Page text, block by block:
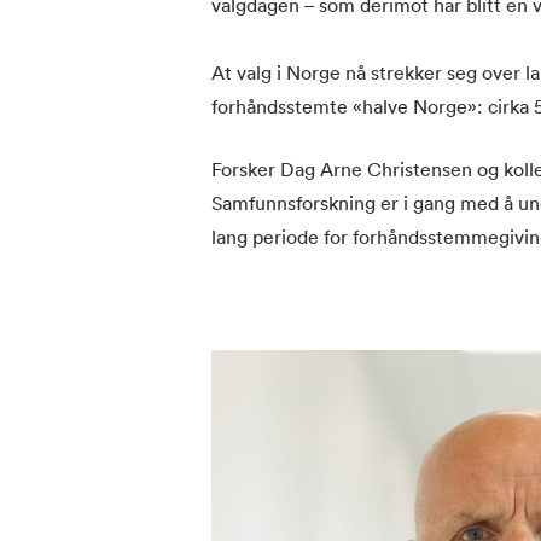
valgdagen – som derimot har blitt en
At valg i Norge nå strekker seg over
forhåndsstemte «halve Norge»: cirka
Forsker Dag Arne Christensen og
Samfunnsforskning er i gang med å
lang periode for